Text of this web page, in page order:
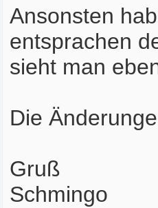
Ansonsten
entsprachen
sieht man
Die
Gruß
Schmingo